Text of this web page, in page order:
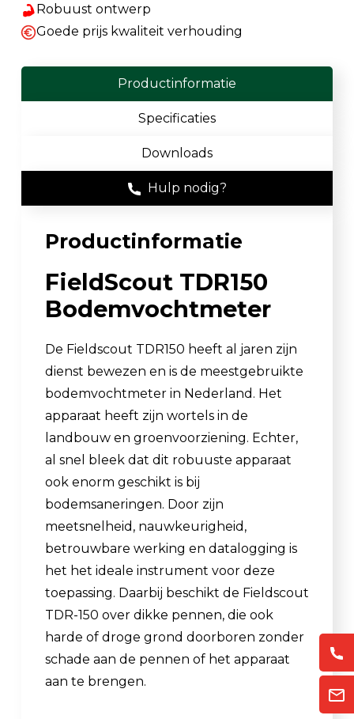
Robuust ontwerp
Goede prijs kwaliteit verhouding
Productinformatie
Specificaties
Downloads
Hulp nodig?
Productinformatie
FieldScout TDR150
Bodemvochtmeter
De Fieldscout TDR150 heeft al jaren zijn
dienst bewezen en is de meestgebruikte
bodemvochtmeter in Nederland. Het
apparaat heeft zijn wortels in de
landbouw en groenvoorziening. Echter,
al snel bleek dat dit robuuste apparaat
ook enorm geschikt is bij
bodemsaneringen. Door zijn
meetsnelheid, nauwkeurigheid,
betrouwbare werking en datalogging is
het het ideale instrument voor deze
toepassing. Daarbij beschikt de Fieldscout
TDR-150 over dikke pennen, die ook
harde of droge grond doorboren zonder
schade aan de pennen of het apparaat
aan te brengen.